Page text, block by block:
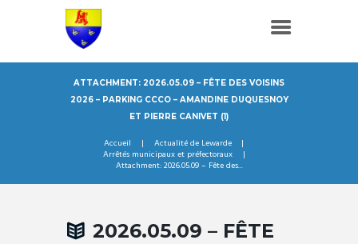
ATTACHMENT: 2026.05.09 – FÊTE DES VOISINS
2026 – PARKING CCCO – AMANDINE DUQUESNOY
ET PIERRE CANIVET (1)
Accueil
Actualité de Lewarde
Arrêtés municipaux et préfectoraux
Attachment: 2026.05.09 – Fête des...
2026.05.09 – FÊTE